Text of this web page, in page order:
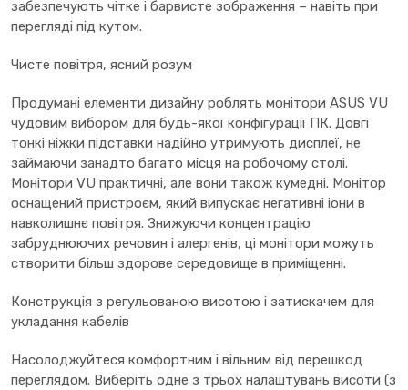
забезпечують чітке і барвисте зображення – навіть при
перегляді під кутом.
Чисте повітря, ясний розум
Продумані елементи дизайну роблять монітори ASUS VU
чудовим вибором для будь-якої конфігурації ПК. Довгі
тонкі ніжки підставки надійно утримують дисплеї, не
займаючи занадто багато місця на робочому столі.
Монітори VU практичні, але вони також кумедні. Монітор
оснащений пристроєм, який випускає негативні іони в
навколишнє повітря. Знижуючи концентрацію
забруднюючих речовин і алергенів, ці монітори можуть
створити більш здорове середовище в приміщенні.
Конструкція з регульованою висотою і затискачем для
укладання кабелів
Насолоджуйтеся комфортним і вільним від перешкод
переглядом. Виберіть одне з трьох налаштувань висоти (з